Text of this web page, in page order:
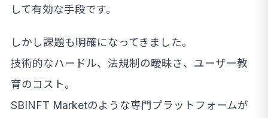
して有効な手段です。
しかし課題も明確になってきました。
技術的なハードル、法規制の曖昧さ、ユーザー教
育のコスト。
SBINFT Marketのような専門プラットフォームが